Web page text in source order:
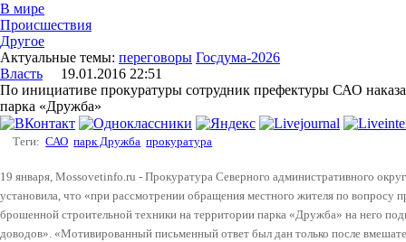
В мире
Происшествия
Другое
Актуальные темы: переговоры Госдума-2026
Власть 19.01.2016 22:51
По инициативе прокуратуры сотрудник префектуры САО
парка «Дружба»
Теги: САО парк Дружба прокуратура
19 января, Mossovetinfo.ru - Прокуратура Северного административного
установила, что «при рассмотрении обращения местного жителя по вопросу
брошенной строительной техники на территории парка «Дружба» на него
доводов». «Мотивированный письменный ответ был дан только после